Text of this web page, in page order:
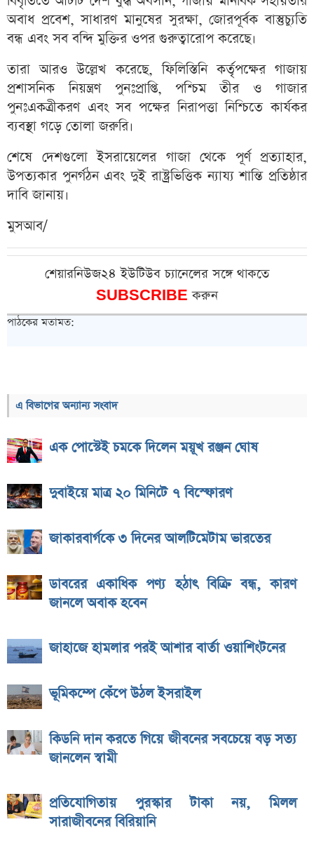
অবাধ প্রবেশ, সাধারণ মানুষের সুরক্ষা, জোরপূর্বক বাস্তুচ্যুতি
বন্ধ এবং সব বন্দি মুক্তির ওপর গুরুত্বারোপ করেছে।
তারা আরও উল্লেখ করেছে, ফিলিস্তিনি কর্তৃপক্ষের গাজায়
প্রশাসনিক নিয়ন্ত্রণ পুনঃপ্রাপ্তি, পশ্চিম তীর ও গাজার
পুনঃএকত্রীকরণ এবং সব পক্ষের নিরাপত্তা নিশ্চিতে কার্যকর
ব্যবস্থা গড়ে তোলা জরুরি।
শেষে দেশগুলো ইসরায়েলের গাজা থেকে পূর্ণ প্রত্যাহার,
উপত্যকার পুনর্গঠন এবং দুই রাষ্ট্রভিত্তিক ন্যায্য শান্তি প্রতিষ্ঠার
দাবি জানায়।
মুসআব/
শেয়ারনিউজ২৪ ইউটিউব চ্যানেলের সঙ্গে থাকতে
SUBSCRIBEকরুন
পাঠকের মতামত:
এ বিভাগের অন্যান্য সংবাদ
এক পোস্টেই চমকে দিলেন ময়ূখ রঞ্জন ঘোষ
দুবাইয়ে মাত্র ২০ মিনিটে ৭ বিস্ফোরণ
জাকারবার্গকে ৩ দিনের আলটিমেটাম ভারতের
ডাবরের একাধিক পণ্য হঠাৎ বিক্রি বন্ধ, কারণ
জানলে অবাক হবেন
জাহাজে হামলার পরই আশার বার্তা ওয়াশিংটনের
ভূমিকম্পে কেঁপে উঠল ইসরাইল
কিডনি দান করতে গিয়ে জীবনের সবচেয়ে বড় সত্য
জানলেন স্বামী
প্রতিযোগিতায় পুরস্কার টাকা নয়, মিলল
সারাজীবনের বিরিয়ানি